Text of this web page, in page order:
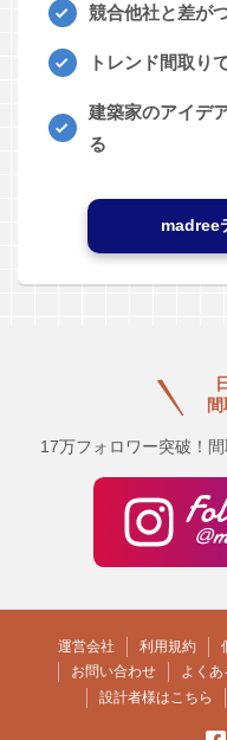
競合他社と差が
トレンド間取り
建築家のアイデ
る
madree
17万フォロワー突破！
運営会社 利用規約
お問い合わせ
よくあ
設計者様はこちら